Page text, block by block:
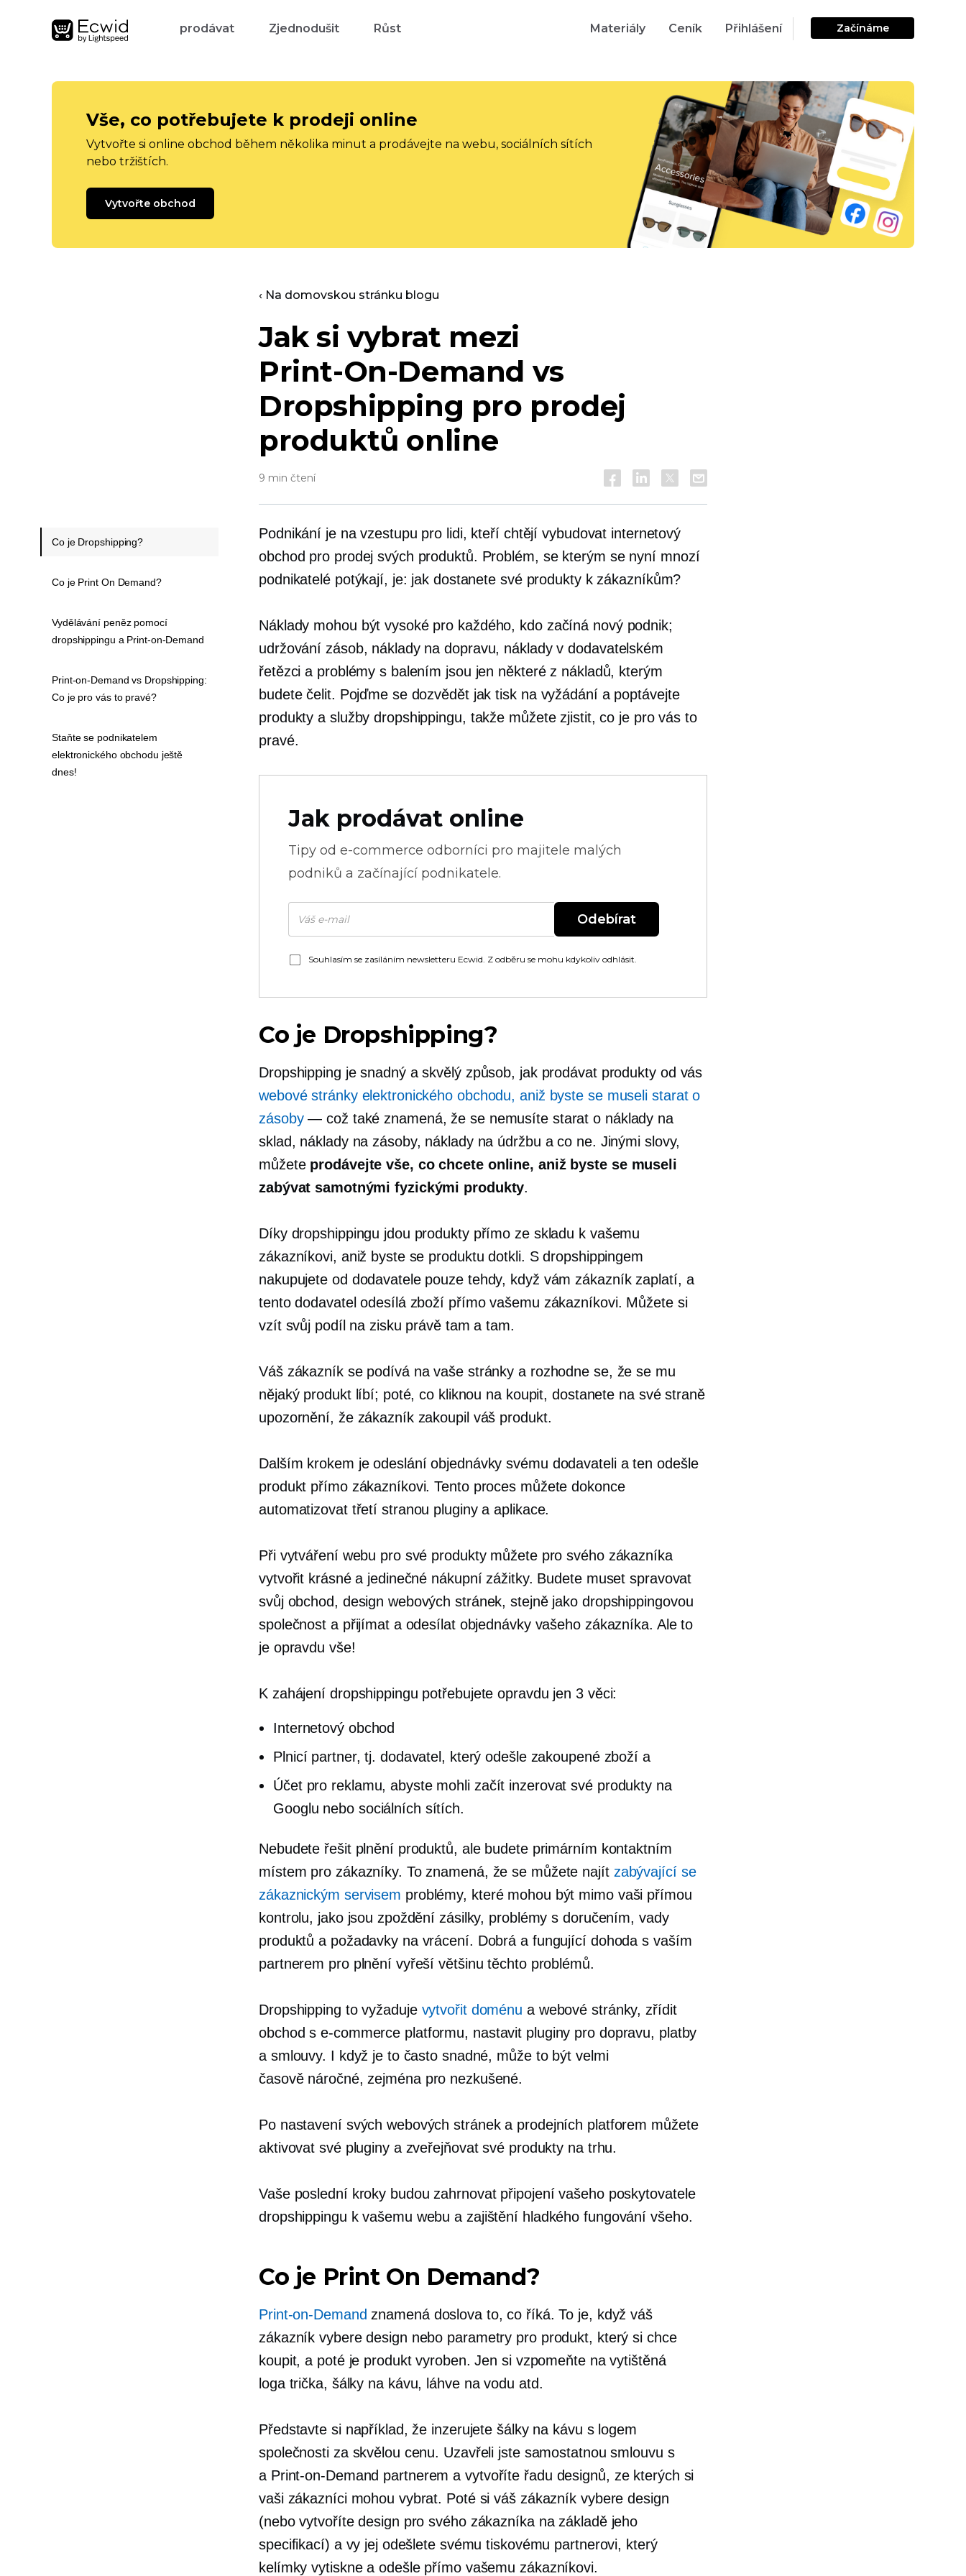
prodávat Zjednodušit Růst Materiály Ceník Přihlášení Začínáme
Vše, co potřebujete k prodeji online
Vytvořte si online obchod během několika minut a prodávejte na webu, sociálních sítích
nebo tržištích.
Vytvořte obchod
‹ Na domovskou stránku blogu
Jak si vybrat mezi
Print-On-Demand vs
Dropshipping pro prodej
produktů online
9 min čtení
Podnikání je na vzestupu pro lidi, kteří chtějí vybudovat internetový
obchod pro prodej svých produktů. Problém, se kterým se nyní mnozí
podnikatelé potýkají, je: jak dostanete své produkty k zákazníkům?
Náklady mohou být vysoké pro každého, kdo začíná nový podnik;
udržování zásob, náklady na dopravu, náklady v dodavatelském
řetězci a problémy s balením jsou jen některé z nákladů, kterým
budete čelit. Pojďme se dozvědět jaktisk na vyžádánía poptávejte
produkty a služby dropshippingu, takže můžete zjistit, co je pro vás to
pravé.
Jak prodávat online
Tipy od e-commerce odborníci pro majitele malých
podniků a začínající podnikatele.
Odebírat
Souhlasím se zasíláním newsletteru Ecwid. Z odběru se mohu kdykoliv odhlásit.
Co je Dropshipping?
Dropshipping je snadný a skvělý způsob, jak prodávat produkty od vás
webové stránky elektronického obchodu, aniž byste se museli starat o
zásoby— což také znamená, že se nemusíte starat o náklady na
sklad, náklady na zásoby, náklady na údržbu a co ne. Jinými slovy,
můžete prodávejte vše, co chcete online, aniž byste se museli
zabývat samotnými fyzickými produkty.
Díky dropshippingu jdou produkty přímo ze skladu k vašemu
zákazníkovi, aniž byste se produktu dotkli. S dropshippingem
nakupujete od dodavatele pouze tehdy, když vám zákazník zaplatí, a
tento dodavatel odesílá zboží přímo vašemu zákazníkovi. Můžete si
vzít svůj podíl na zisku právě tam a tam.
Váš zákazník se podívá na vaše stránky a rozhodne se, že se mu
nějaký produkt líbí; poté, co kliknou na koupit, dostanete na své straně
upozornění, že zákazník zakoupil váš produkt.
Dalším krokem je odeslání objednávky svému dodavateli a ten odešle
produkt přímo zákazníkovi. Tento proces můžete dokonce
automatizovat třetí stranou pluginy a aplikace.
Při vytváření webu pro své produkty můžete pro svého zákazníka
vytvořit krásné a jedinečné nákupní zážitky. Budete muset spravovat
svůj obchod, design webových stránek, stejně jako dropshippingovou
společnost a přijímat a odesílat objednávky vašeho zákazníka. Ale to
je opravdu vše!
K zahájení dropshippingu potřebujete opravdu jen 3 věci:
Internetový obchod
Plnicí partner, tj. dodavatel, který odešle zakoupené zboží a
Účet pro reklamu, abyste mohli začít inzerovat své produkty na
Googlu nebo sociálních sítích.
Nebudete řešit plnění produktů, ale budete primárním kontaktním
místem pro zákazníky. To znamená, že se můžete najít zabývající se
zákaznickým servisem problémy, které mohou být mimo vaši přímou
kontrolu, jako jsou zpoždění zásilky, problémy s doručením, vady
produktů a požadavky na vrácení. Dobrá a fungující dohoda s vaším
partnerem pro plnění vyřeší většinu těchto problémů.
Dropshipping to vyžaduje vytvořit doménu a webové stránky, zřídit
obchod se-commerce platformu, nastavit pluginy pro dopravu, platby
a smlouvy. I když je to často snadné, může to být velmi
časově náročné, zejména pro nezkušené.
Po nastavení svých webových stránek a prodejních platforem můžete
aktivovat své pluginy a zveřejňovat své produkty na trhu.
Vaše poslední kroky budou zahrnovat připojení vašeho poskytovatele
dropshippingu k vašemu webu a zajištění hladkého fungování všeho.
Co je Print On Demand?
Print-on-Demand znamená doslova to, co říká. To je, když váš
zákazník vybere design nebo parametry pro produkt, který si chce
koupit, a poté je produkt vyroben. Jen si vzpomeňte na vytištěná
loga trička, šálky na kávu, láhve na vodu atd.
Představte si například, že inzerujete šálky na kávu s logem
společnosti za skvělou cenu. Uzavřeli jste samostatnou smlouvu s
a Print-on-Demand partnerem a vytvoříte řadu designů, ze kterých si
vaši zákazníci mohou vybrat. Poté si váš zákazník vybere design
(nebo vytvoříte design pro svého zákazníka na základě jeho
specifikací) a vy jej odešlete svému tiskovému partnerovi, který
kelímky vytiskne a odešle přímo vašemu zákazníkovi.
Co je Dropshipping?
Co je Print On Demand?
Vydělávání peněz pomocí
dropshippingu a Print-on-Demand
Print-on-Demand vs Dropshipping:
Co je pro vás to pravé?
Staňte se podnikatelem
elektronického obchodu ještě
dnes!